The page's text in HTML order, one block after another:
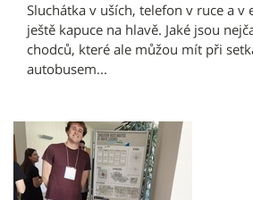
Sluchátka v uších, telefon v ruce a
ještě kapuce na hlavě. Jaké jsou
chodců, které ale můžou mít při
autobusem...